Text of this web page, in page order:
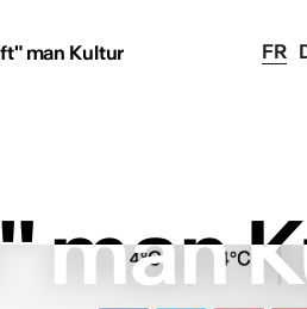
FR
man Kultur
man
man